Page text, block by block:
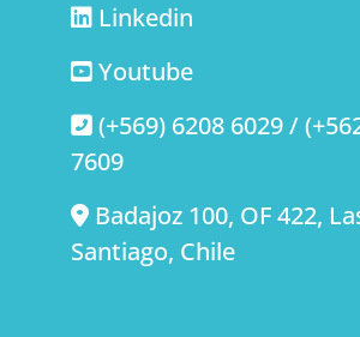
Linkedin
Youtube
(+569) 6208 6029 /
7609
Badajoz 100, OF 422,
Santiago, Chile